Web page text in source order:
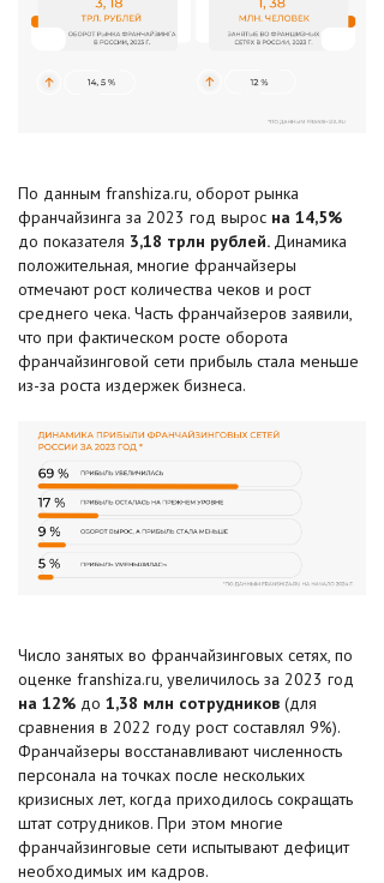
По данным franshiza.ru, оборот рынка
франчайзинга за 2023 год вырос на 14,5%
до показателя 3,18 трлн рублей. Динамика
положительная, многие франчайзеры
отмечают рост количества чеков и рост
среднего чека. Часть франчайзеров заявили,
что при фактическом росте оборота
франчайзинговой сети прибыль стала меньше
из-за роста издержек бизнеса.
Число занятых во франчайзинговых сетях, по
оценке franshiza.ru, увеличилось за 2023 год
на 12% до 1,38 млн сотрудников (для
сравнения в 2022 году рост составлял 9%).
Франчайзеры восстанавливают численность
персонала на точках после нескольких
кризисных лет, когда приходилось сокращать
штат сотрудников. При этом многие
франчайзинговые сети испытывают дефицит
необходимых им кадров.